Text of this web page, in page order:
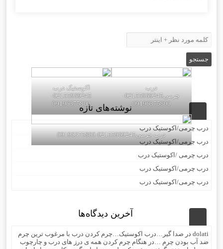
درب
چرمی02155969245-
09196375800
اکوستیک درب
02155969245-
09196375800
درب چرمی02155969245-09196375800
نوشته‌های تازه
درب چرمی/اکوستیک درب
درب چرمی/اکوستیک درب
درب چرمی /اکوستیک درب
درب چرمی/اکوستیک درب
درب چرمی/اکوستیک درب
آخرین دیدگاه‌ها
dolati در صدا گیر…درب اکوستیک…چرم کردن درب با مرغوب ترین چرم
ضد آب بودن چرم …در هنگام چرم کردن همه ی درز های درب و چارچوب